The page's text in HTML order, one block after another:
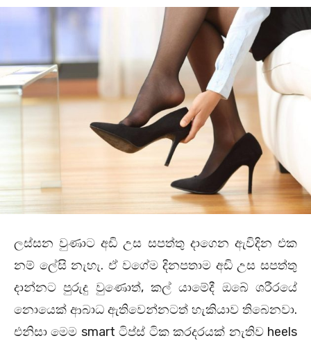
ලස්සන වුණාට අඩි උස සපත්තු දාගෙන ඇවිදින එක
නම් ලේසි නැහැ. ඒ වගේම දිනපතාම අඩි උස සපත්තු
දාන්නට පුරුදු වුණොත්, කල් යාමේදී ඔබේ ශරීරයේ
නොයෙක් ආබාධ ඇතිවෙන්නටත් හැකියාව තිබෙනවා.
එනිසා මෙම smart ටිප්ස් ටික කරදරයක් නැතිව heels